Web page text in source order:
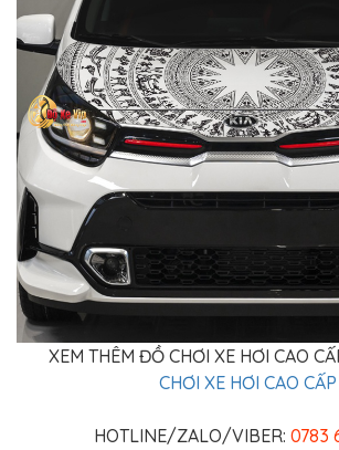
XEM THÊM ĐỒ CHƠI XE HƠI CAO
CHƠI XE HƠI CAO CẤP
HOTLINE/ZALO/VIBER: 0783